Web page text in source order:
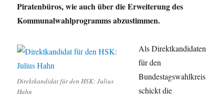
Piratenbüros, wie auch über die Erweiterung des
Kommunalwahlprogramms abzustimmen.
Direktkandidat für den HSK: Julius
Hahn
Als Direktkandidaten
für den
Bundestagswahlkreis
schickt die